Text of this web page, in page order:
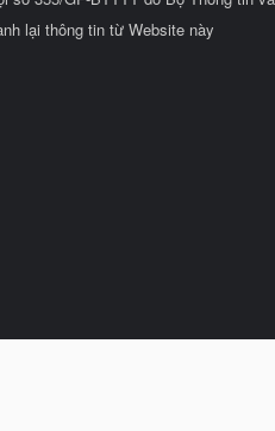
lại thông tin từ Website này